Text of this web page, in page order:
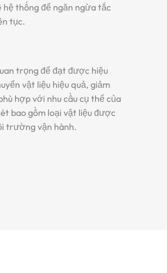
hệ thống để ngăn ngừa tắc
tục.
trọng để đạt được hiệu
vật liệu hiệu quả, giảm
hợp với nhu cầu cụ thể của
bao gồm loại vật liệu được
trường vận hành.